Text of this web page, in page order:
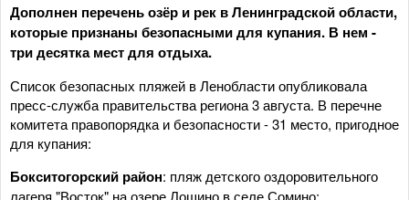
Дополнен перечень озёр и рек в Ленинградской области,
которые признаны безопасными для купания. В нем -
три десятка мест для отдыха.
Список безопасных пляжей в Ленобласти опубликовала
пресс-служба правительства региона 3 августа. В перечне
комитета правопорядка и безопасности - 31 место, пригодное
для купания:
Бокситогорский район: пляж детского оздоровительного
лагеря "Восток" на озере Лошино в селе Сомино;